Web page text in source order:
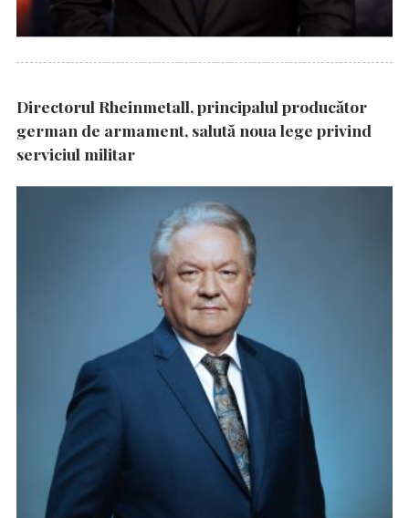
Directorul Rheinmetall, principalul producător
german de armament, salută noua lege privind
serviciul militar